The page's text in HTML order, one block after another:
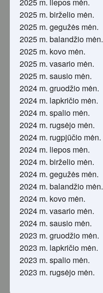
2025 m. birželio mėn.
2025 m. gegužės mėn.
2025 m. balandžio mėn.
2025 m. kovo mėn.
2025 m. vasario mėn.
2025 m. sausio mėn.
2024 m. gruodžio mėn.
2024 m. lapkričio mėn.
2024 m. spalio mėn.
2024 m. rugsėjo mėn.
2024 m. rugpjūčio mėn.
2024 m. liepos mėn.
2024 m. birželio mėn.
2024 m. gegužės mėn.
2024 m. balandžio mėn.
2024 m. kovo mėn.
2024 m. vasario mėn.
2024 m. sausio mėn.
2023 m. gruodžio mėn.
2023 m. lapkričio mėn.
2023 m. spalio mėn.
2023 m. rugsėjo mėn.